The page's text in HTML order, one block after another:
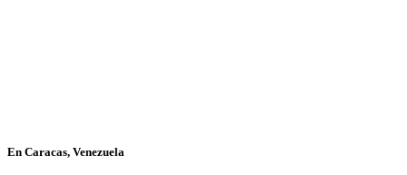
En Caracas, Venezuela